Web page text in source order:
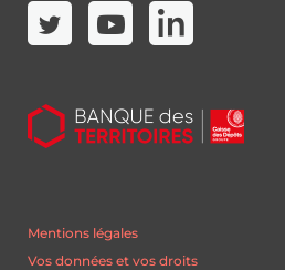
Mentions légales
Vos données et vos droits